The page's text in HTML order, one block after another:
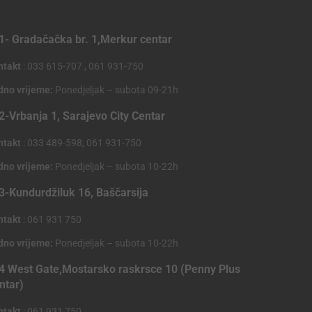
Gradačačka br. 1,Merkur centar
: 033 615-707 , 061 931-750
vrijeme: Ponedjeljak – subota 09-21h
Vrbanja 1, Sarajevo City Centar
: 033 489-598, 061 931-750
vrijeme: Ponedjeljak – subota 10-22h
Kundurdžiluk 16, Baščarsija
: 061 931 750
vrijeme: Ponedjeljak – subota 10-22h
West Gate,Mostarsko raskrsce 10 (Penny Plus